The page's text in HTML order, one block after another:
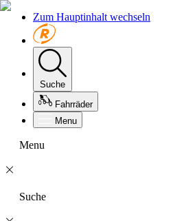
Zum Hauptinhalt wechseln
Suche
Fahrräder
Menu
Menu
Suche